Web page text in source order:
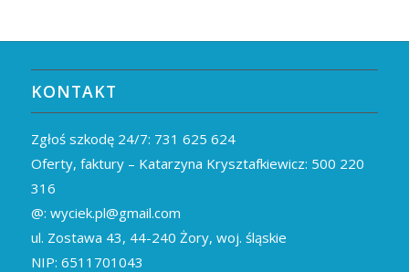
KONTAKT
Zgłoś szkodę 24/7: 731 625 624
Oferty, faktury – Katarzyna Krysztafkiewicz: 500 220
316
@: wyciek.pl@gmail.com
ul. Zostawa 43, 44-240 Żory, woj. śląskie
NIP: 6511701043